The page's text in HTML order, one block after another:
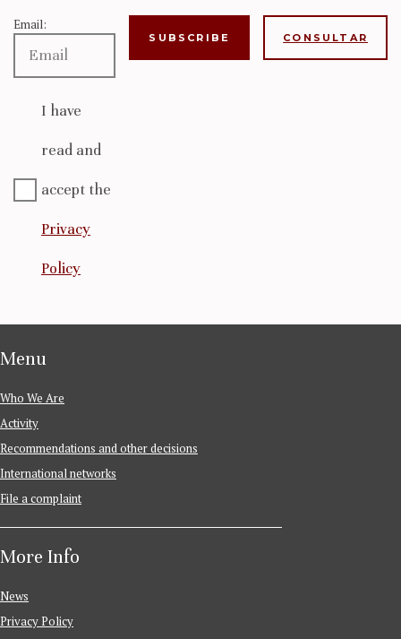
Email:
I have
read and
accept the
Privacy
Policy
CONSULTAR
Menu
Who We Are
Activity
Recommendations and other decisions
International networks
File a complaint
More Info
News
Privacy Policy